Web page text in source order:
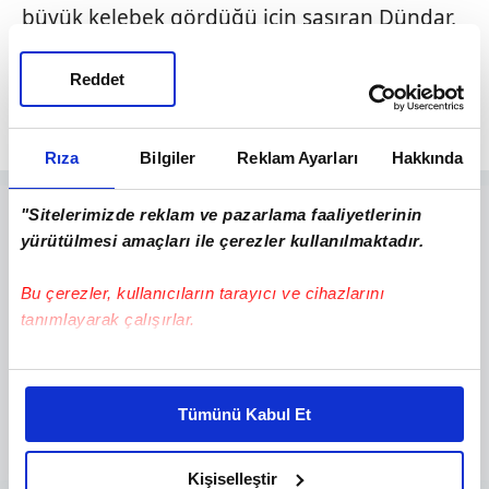
Rıza Bilgiler Reklam Ayarları Hakkında
"Sitelerimizde reklam ve pazarlama faaliyetlerinin
yürütülmesi amaçları ile çerezler kullanılmaktadır.
Bu çerezler, kullanıcıların tarayıcı ve cihazlarını
tanımlayarak çalışırlar.
Bu çerezlere izin vermeniz halinde sizlere özel
daha iyi reklam deneyimi yaşatabiliriz. Bunu yaparken
amacımızın size daha iyi bir reklam deneyimi sunmak
olduğunu ve sizlere en iyi içerikleri sunabilmek adına
Tümünü Kabul Et
Kişiselleştir
Reddet
büyük kelebek gördüğü için şaşıran Dündar,
havanın yağışlı olması dolayısıyla yaklaşık 16
santimetre kanat uzunluğu olan kelebeği
içeri aldı.